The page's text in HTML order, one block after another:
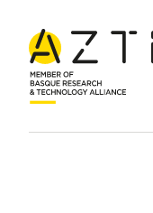
Inicio Blog La